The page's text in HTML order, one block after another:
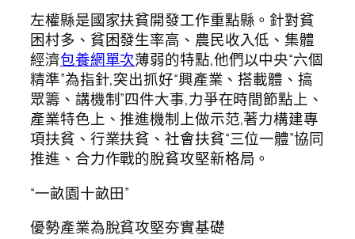
左權縣是國家扶貧開發工作重點縣。針對貧
困村多、貧困發生率高、農民收入低、集體
經濟包養網單次薄弱的特點,他們以中央“六個
精準”為指針,突出抓好“興產業、搭載體、搞
眾籌、講機制”四件大事,力爭在時間節點上、
產業特色上、推進機制上做示范,著力構建專
項扶貧、行業扶貧、社會扶貧“三位一體”協同
推進、合力作戰的脫貧攻堅新格局。
“一畝園十畝田”
優勢產業為脫貧攻堅夯實基礎